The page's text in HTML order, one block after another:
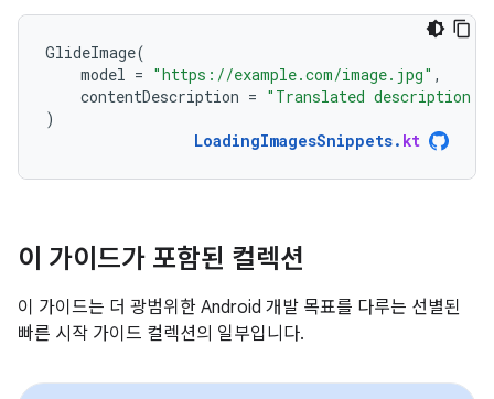
GlideImage(
model = "https://example.com/image.jpg" ,
contentDescription = "Translated description
)
LoadingImagesSnippets. kt
이 가이드가 포함된 컬렉션
이 가이드는 더 광범위한 Android 개발 목표를 다루는 선별된
빠른 시작 가이드 컬렉션의 일부입니다.